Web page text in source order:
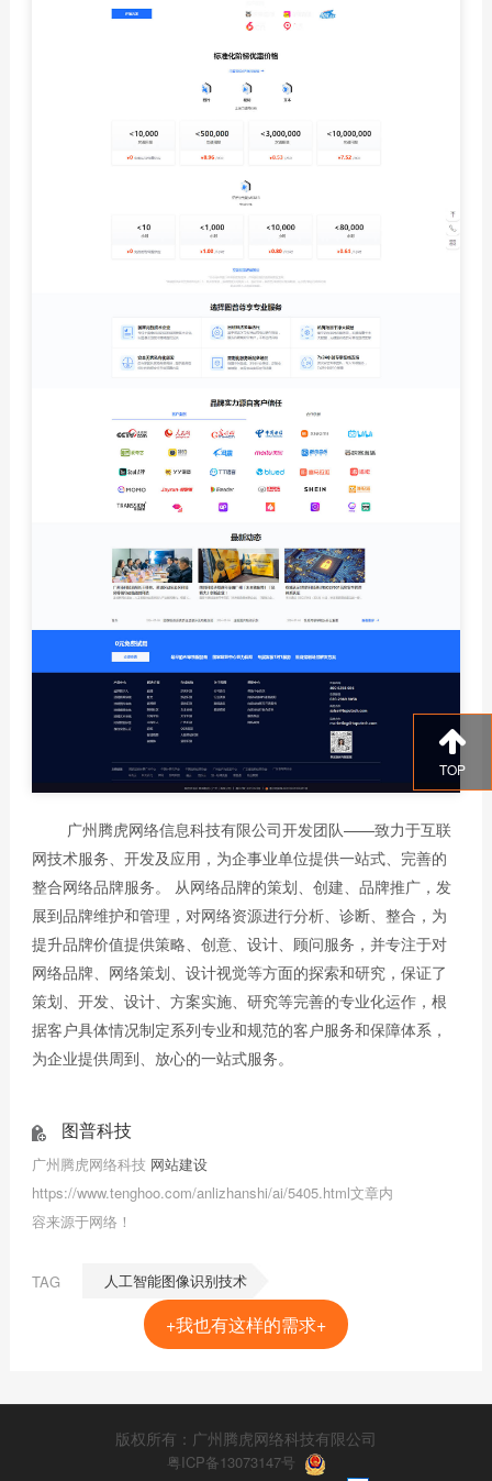
TOP
广州腾虎网络信息科技有限公司开发团队——致力于互联
网技术服务、开发及应用，为企事业单位提供一站式、完善的
整合网络品牌服务。 从网络品牌的策划、创建、品牌推广，发
展到品牌维护和管理，对网络资源进行分析、诊断、整合，为
提升品牌价值提供策略、创意、设计、顾问服务，并专注于对
网络品牌、网络策划、设计视觉等方面的探索和研究，保证了
策划、开发、设计、方案实施、研究等完善的专业化运作，根
据客户具体情况制定系列专业和规范的客户服务和保障体系，
为企业提供周到、放心的一站式服务。
图普科技
广州腾虎网络科技 网站建设
https://www.tenghoo.com/anlizhanshi/ai/5405.html文章内
容来源于网络！
TAG 人工智能图像识别技术
+我也有这样的需求+
版权所有：广州腾虎网络科技有限公司
粤ICP备13073147号